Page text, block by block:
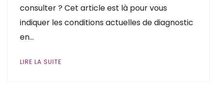
consulter ? Cet article est là pour vous
indiquer les conditions actuelles de diagnostic
en…
LIRE LA SUITE